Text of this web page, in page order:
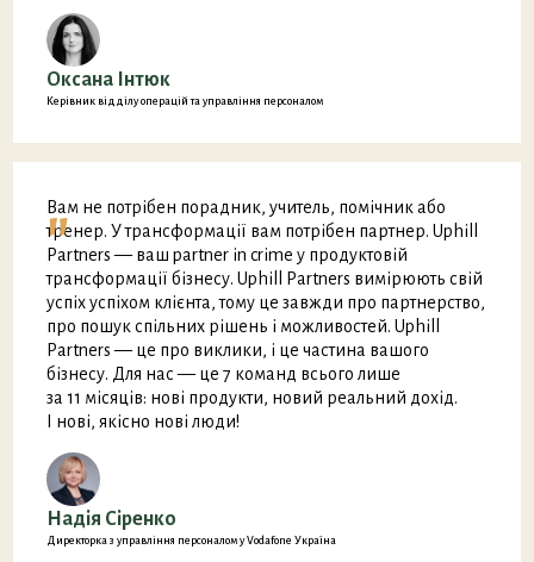
Оксана Інтюк
Керівник відділу операцій та управління персоналом
"
Вам не потрібен порадник, учитель, помічник або
тренер. У трансформації вам потрібен партнер. Uphill
Partners — ваш partner in crime у продуктовій
трансформації бізнесу. Uphill Partners вимірюють свій
успіх успіхом клієнта, тому це завжди про партнерство,
про пошук спільних рішень і можливостей. Uphill
Partners — це про виклики, і це частина вашого
бізнесу. Для нас — це 7 команд всього лише
за 11 місяців: нові продукти, новий реальний дохід.
І нові, якісно нові люди!
Надія Сіренко
Директорка з управління персоналом у Vodafone Україна